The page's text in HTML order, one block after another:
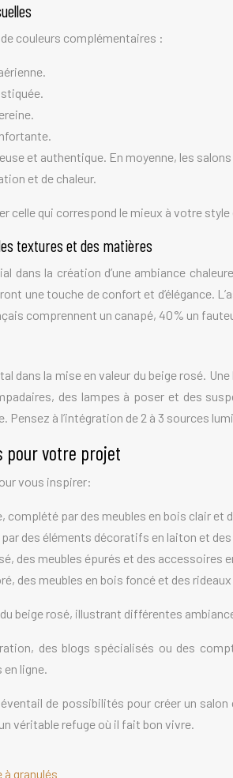
couleurs complémentaires :
et authentique. En moyenne, les
et de chaleur.
qui correspond le mieux à votre
textures et des matières
dans la création d’une ambiance
une touche de confort et d’élégance.
comprennent un canapé, 40% un
dans la mise en valeur du beige rosé.
des lampes à poser et des
Pensez à l’intégration de 2 à 3 sources
pour votre projet
vous inspirer:
complété par des meubles en bois clair et
des éléments décoratifs en laiton et
des meubles épurés et des accessoires
des meubles en bois foncé et des
beige rosé, illustrant différentes
des blogs spécialisés ou des
ligne.
de possibilités pour créer un
véritable refuge où il fait bon vivre.
à granulés